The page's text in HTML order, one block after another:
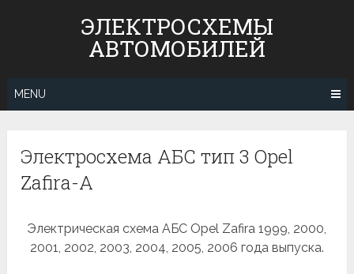
ЭЛЕКТРОСХЕМЫ
АВТОМОБИЛЕЙ
MENU
Электросхема АБС тип 3 Opel
Zafira-A
Электрическая схема АБС Opel Zafira 1999, 2000,
2001, 2002, 2003, 2004, 2005, 2006 года выпуска.